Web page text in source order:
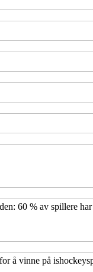
60 % av spillere
å vinne på